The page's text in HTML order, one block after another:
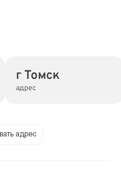
г Томск
адрес
адрес